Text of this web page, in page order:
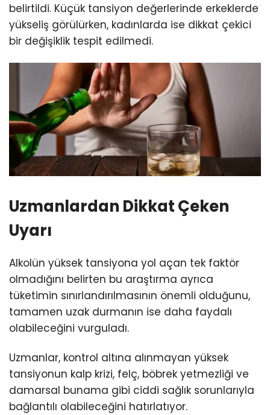
belirtildi. Küçük tansiyon değerlerinde erkeklerde
yükseliş görülürken, kadınlarda ise dikkat çekici
bir değişiklik tespit edilmedi.
Uzmanlardan Dikkat Çeken
Uyarı
Alkolün yüksek tansiyona yol açan tek faktör
olmadığını belirten bu araştırma ayrıca
tüketimin sınırlandırılmasının önemli olduğunu,
tamamen uzak durmanın ise daha faydalı
olabileceğini vurguladı.
Uzmanlar, kontrol altına alınmayan yüksek
tansiyonun kalp krizi, felç, böbrek yetmezliği ve
damarsal bunama gibi ciddi sağlık sorunlarıyla
bağlantılı olabileceğini hatırlatıyor.